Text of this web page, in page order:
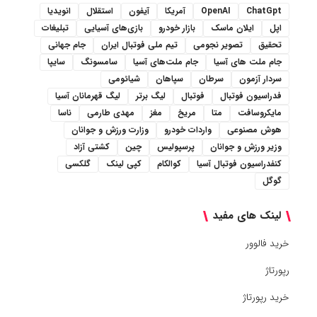
ChatGpt
OpenAI آمریکا آیفون استقلال
انویدیا
اپل
ایلان ماسک بازار خودرو بازی‌های آسیایی
تبلیغات
تحقیق
تصویر نجومی تیم ملی فوتبال ایران
جام جهانی
جام ملت های آسیا
جام ملت‌های آسیا سامسونگ
سایپا
سردار آزمون
سرطان سپاهان
شیائومی
فدراسیون فوتبال
فوتبال لیگ برتر
لیگ قهرمانان آسیا
مایکروسافت
متا مریخ مغز مهدی طارمی
ناسا
هوش مصنوعی
واردات خودرو
وزارت ورزش و جوانان
وزیر ورزش و جوانان
پرسپولیس چین
کشتی آزاد
کنفدراسیون فوتبال آسیا
کوالکام کپی لینک
گلکسی
گوگل
لینک های مفید
خرید فالوور
رپورتاژ
خرید رپورتاژ